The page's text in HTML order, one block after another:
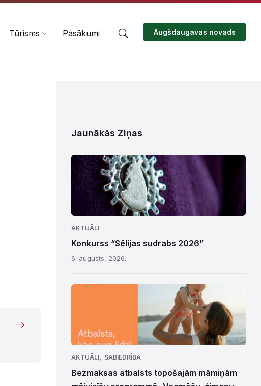
Tūrisms Pasākumi Augšdaugavas novads
Jaunākās Ziņas
AKTUĀLI
Konkurss “Sēlijas sudrabs 2026”
6. augusts, 2026.
AKTUĀLI, SABIEDRĪBA
Bezmaksas atbalsts topošajām māmiņām